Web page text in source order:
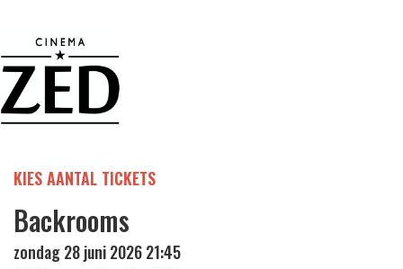
KIES AANTAL TICKETS
Backrooms
zondag 28 juni 2026 21:45